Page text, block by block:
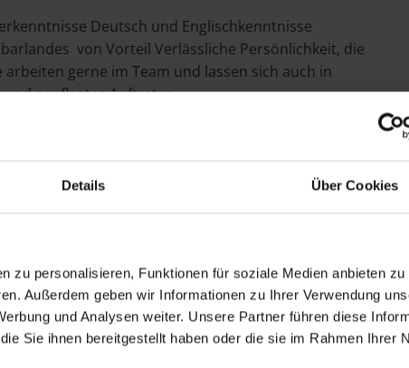
Details Über Cookies
zu personalisieren, Funktionen für soziale Medien anbieten zu
Außerdem geben wir Informationen zu Ihrer Verwendung
und Analysen weiter. Unsere Partner führen diese
Sie ihnen bereitgestellt haben oder die sie im Rahmen Ihrer
Deutsch und Englischkenntnisse
von Vorteil Verlässliche Persönlichkeit, die
gerne im Team und lassen sich auch in
und gepflegtes Auftreten
und Vorteile eines modernen
- vorerst Befristung bis 31. März 2027.
und erwünscht. Bezahlte Mittagspause und 4-
A, Entlohnungsgruppe 4, Entl. St. 1 = €
Zertifizierung (https://echocast.eu/) sowie